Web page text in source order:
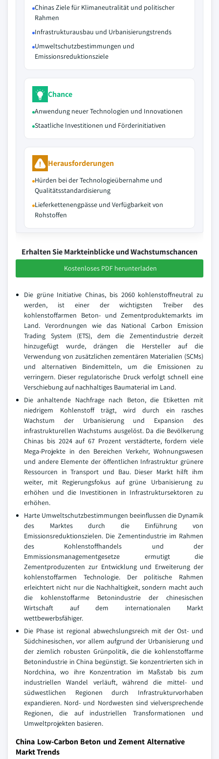
Chinas Ziele für Klimaneutralität und politischer
Rahmen
Infrastrukturausbau und Urbanisierungstrends
Umweltschutzbestimmungen und
Emissionsreduktionsziele
Chance
Anwendung neuer Technologien und Innovationen
Staatliche Investitionen und Förderinitiativen
Herausforderungen
Hürden bei der Technologieübernahme und
Qualitätsstandardisierung
Lieferkettenengpässe und Verfügbarkeit von
Rohstoffen
Erhalten Sie Markteinblicke und Wachstumschancen
Kostenloses PDF herunterladen
Die grüne Initiative Chinas, bis 2060 kohlenstoffneutral zu
werden, ist einer der wichtigsten Treiber des
kohlenstoffarmen Beton- und Zementproduktemarkts im
Land. Verordnungen wie das National Carbon Emission
Trading System (ETS), dem die Zementindustrie derzeit
hinzugefügt wurde, drängen die Hersteller auf die
Verwendung von zusätzlichen zementären Materialien (SCMs)
und alternativen Bindemitteln, um die Emissionen zu
verringern. Dieser regulatorische Druck verfolgt schnell eine
Verschiebung auf nachhaltiges Baumaterial im Land.
Die anhaltende Nachfrage nach Beton, die Etiketten mit
niedrigem Kohlenstoff trägt, wird durch ein rasches
Wachstum der Urbanisierung und Expansion des
infrastrukturellen Wachstums ausgelöst. Da die Bevölkerung
Chinas bis 2024 auf 67 Prozent verstädterte, fordern viele
Mega-Projekte in den Bereichen Verkehr, Wohnungswesen
und andere Elemente der öffentlichen Infrastruktur grünere
Ressourcen in Transport und Bau. Dieser Markt hilft ihm
weiter, mit Regierungsfokus auf grüne Urbanisierung zu
erhöhen und die Investitionen in Infrastruktursektoren zu
erhöhen.
Harte Umweltschutzbestimmungen beeinflussen die Dynamik
des Marktes durch die Einführung von
Emissionsreduktionszielen. Die Zementindustrie im Rahmen
des Kohlenstoffhandels und der
Emmissionsmanagementgesetze ermutigt die
Zementproduzenten zur Entwicklung und Erweiterung der
kohlenstoffarmen Technologie. Der politische Rahmen
erleichtert nicht nur die Nachhaltigkeit, sondern macht auch
die kohlenstoffarme Betonindustrie der chinesischen
Wirtschaft auf dem internationalen Markt
wettbewerbsfähiger.
Die Phase ist regional abwechslungsreich mit der Ost- und
Südchinesischen, vor allem aufgrund der Urbanisierung und
der ziemlich robusten Grünpolitik, die die kohlenstoffarme
Betonindustrie in China begünstigt. Sie konzentrierten sich in
Nordchina, wo ihre Konzentration im Maßstab bis zum
industriellen Wandel verläuft, während die mittel- und
südwestlichen Regionen durch Infrastrukturvorhaben
expandieren. Nord- und Nordwesten sind vielversprechende
Regionen, die auf industriellen Transformationen und
Umweltprojekten basieren.
China Low-Carbon Beton und Zement Alternative
Markt Trends